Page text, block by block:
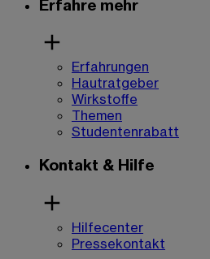
Erfahre mehr
Erfahrungen
Hautratgeber
Wirkstoffe
Themen
Studentenrabatt
Kontakt & Hilfe
Hilfecenter
Pressekontakt